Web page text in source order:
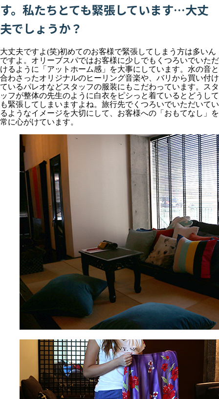
す。私たちとても緊張しています…大丈
夫でしょうか？
大丈夫ですよ(笑)初めてのお客様で緊張してしまう方は多いん
ですよ。オリーブスパではお客様に少しでもくつろいでいただ
けるように「アットホーム感」を大事にしています。水の音と
合わさったオリジナルのヒーリング音楽や、バリから買い付け
ているパレオなどスタッフの服装にもこだわっています。スタ
ッフが整体の先生のように白衣をピシっと着ているとどうして
も緊張してしまいますよね。旅行先でくつろいでいただいてい
るようなイメージを大切にして、お客様への「おもてなし」を
常に心がけています。